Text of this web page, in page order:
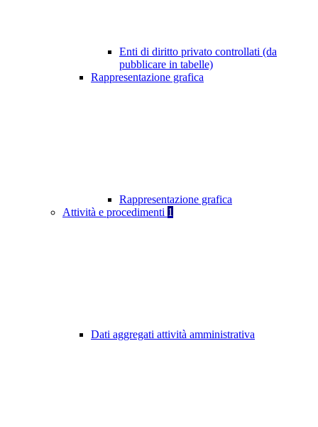
Enti di diritto privato controllati (da
pubblicare in tabelle)
Rappresentazione grafica
Rappresentazione grafica
Attività e procedimenti 1
Dati aggregati attività amministrativa